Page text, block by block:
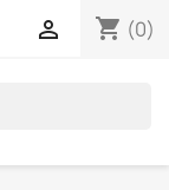
shopping_cart (0)
